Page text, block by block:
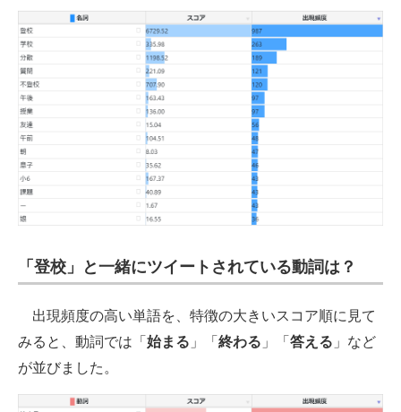
「登校」と一緒にツイートされている動詞は？
出現頻度の高い単語を、特徴の大きいスコア順に見て
みると、動詞では「 始まる 」「 終わる 」「 答える 」など
が並びました。